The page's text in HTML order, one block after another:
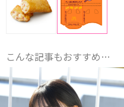
こんな記事もおすすめ…